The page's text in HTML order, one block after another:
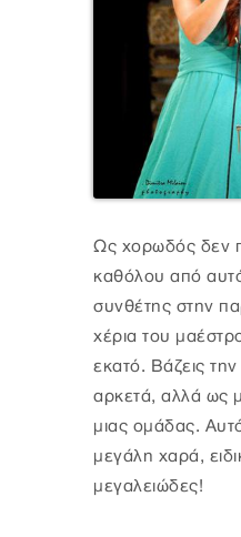
Ως χορωδός δεν
καθόλου από
συνθέτης στην
χέρια του
εκατό. Βάζεις
αρκετά, αλλά ως
μιας ομάδας.
μεγάλη χαρά,
μεγαλειώδες!